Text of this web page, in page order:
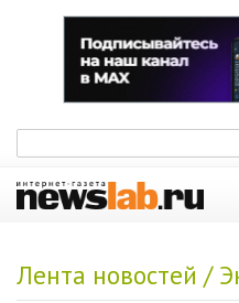
Лента новостей /